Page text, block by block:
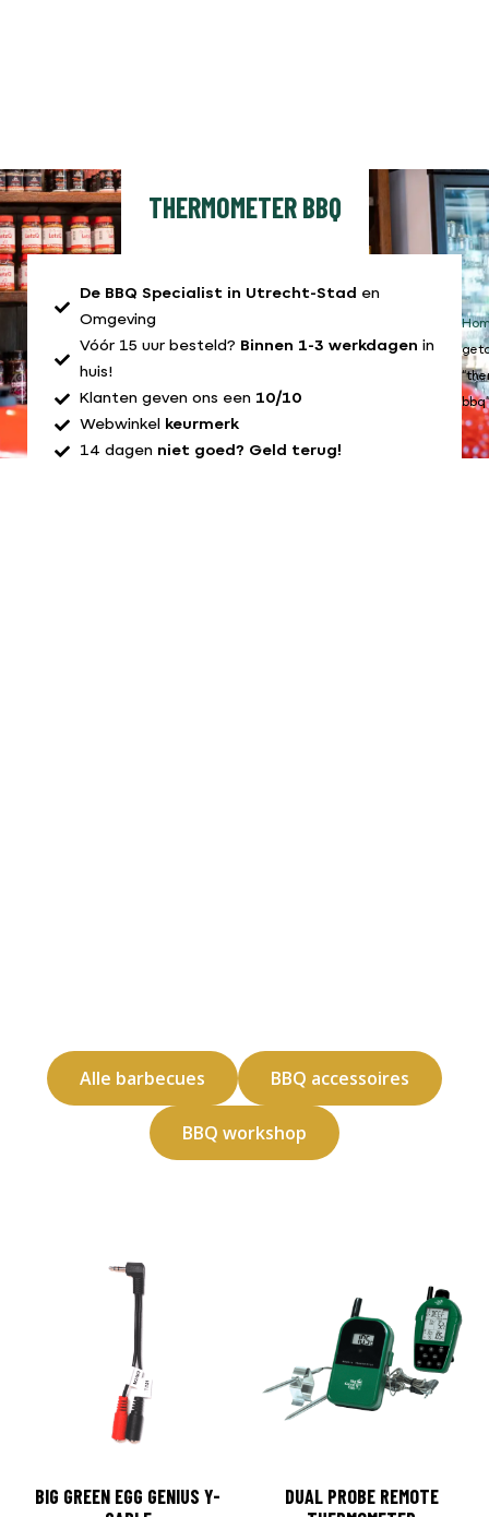
THERMOMETER BBQ
De BBQ Specialist in Utrecht-Stad en
Omgeving
Vóór 15 uur besteld? Binnen 1-3 werkdagen in
huis!
Klanten geven ons een 10/10
Webwinkel keurmerk
14 dagen niet goed? Geld terug!
bbq”
Alle barbecues BBQ accessoires
BBQ workshop
BIG GREEN EGG GENIUS Y-
DUAL PROBE REMOTE